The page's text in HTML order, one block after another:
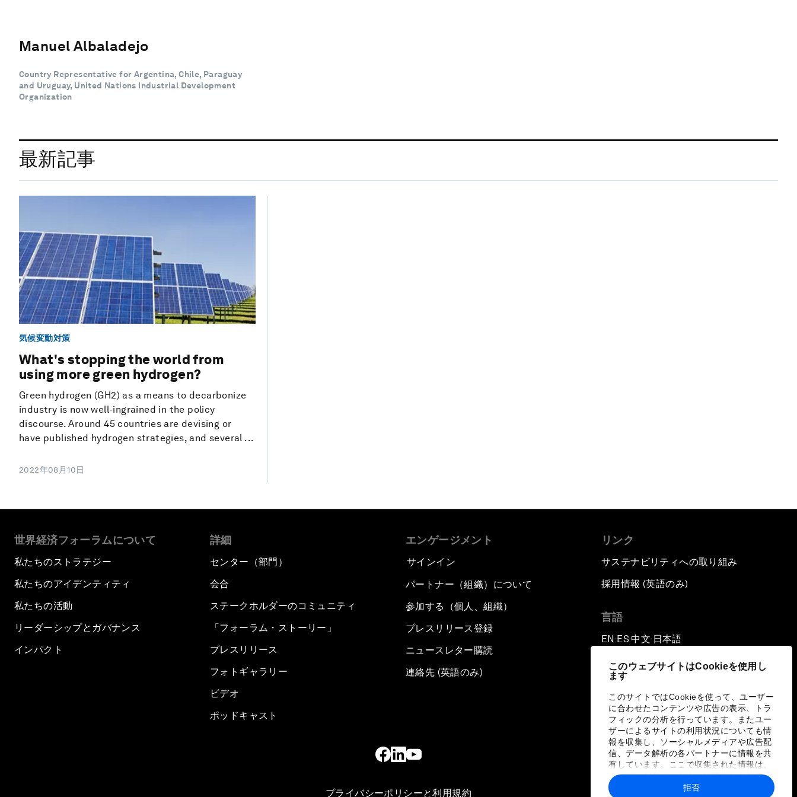
このウェブサイトはCookieを使用し
ます
このサイトではCookieを使って、ユーザー
に合わせたコンテンツや広告の表示、トラ
フィックの分析を行っています。またユー
ザーによるサイトの利用状況についても情
報を収集し、ソーシャルメディアや広告配
信、データ解析の各パートナーに情報を共
有しています。ここで収集された情報は、
ユーザーが各パートナーに提供した他の情
報や各パートナーのサービスを使用した際
拒否
Manuel Albaladejo
Country Representative for Argentina, Chile, Paraguay
and Uruguay, United Nations Industrial Development
Organization
最新記事
気候変動対策
What's stopping the world from
using more green hydrogen?
Green hydrogen (GH2) as a means to decarbonize
industry is now well-ingrained in the policy
discourse. Around 45 countries are devising or
have published hydrogen strategies, and several ...
2022年08月10日
世界経済フォーラムについて
私たちのストラテジー
私たちのアイデンティティ
私たちの活動
リーダーシップとガバナンス
インパクト
詳細
センター（部門）
会合
ステークホルダーのコミュニティ
「フォーラム・ストーリー」
プレスリリース
フォトギャラリー
ビデオ
ポッドキャスト
エンゲージメント
サインイン
パートナー（組織）について
参加する（個人、組織）
プレスリリース登録
ニュースレター購読
連絡先 (英語のみ)
リンク
サステナビリティへの取り組み
採用情報 (英語のみ)
言語
EN ▪ ES▪中文▪ 日本語
プライバシーポリシーと利用規約